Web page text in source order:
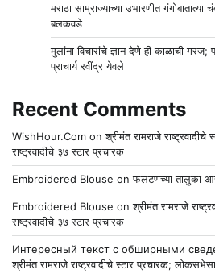
मराठा साम्राज्याच्या उभारणीत
बलकवडे
मुलांना विचारांचे ज्ञान देणे ही काळाची गरज;
प्राचार्य रवींद्र येवले
Recent Comments
WishHour.Com onश्रीमंत रामराजे
राष्ट्रवादीचे ३७ स्टार प्रचारक
Embroidered Blouse onफलटणच्या तालुका
Embroidered Blouse onश्रीमंत रामराजे
राष्ट्रवादीचे ३७ स्टार प्रचारक
श्रीमंत रामराजे राष्ट्रवादीचे स्टार प्रचारक;